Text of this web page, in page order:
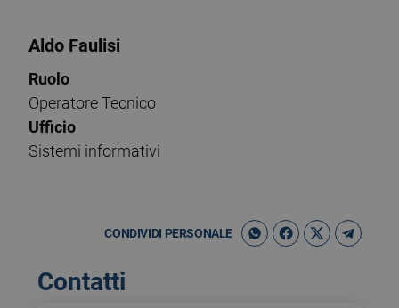
Aldo Faulisi
Ruolo
Operatore Tecnico
Ufficio
Sistemi informativi
CONDIVIDI PERSONALE
Contatti